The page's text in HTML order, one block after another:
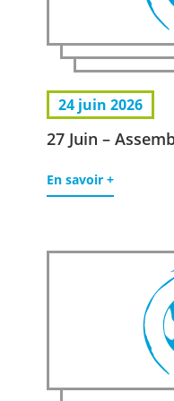
24 juin 2026
27 Juin –
En savoir +